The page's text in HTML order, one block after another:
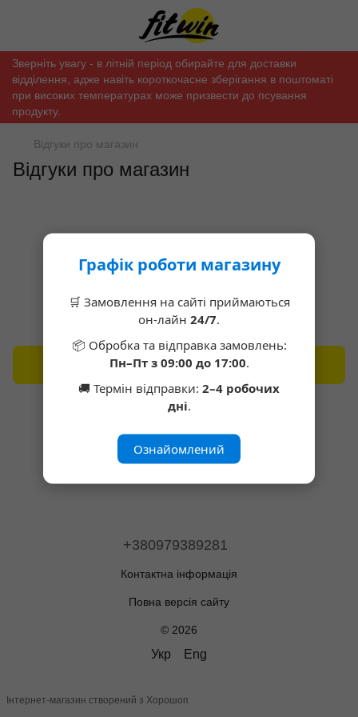
Зверніть увагу - в літній період обирайте для доставки
відділення, адже навіть короткочасне зберігання в поштоматі
при високих температурах може призвести до псування
продукту.
Відгуки про магазин
Відгуки про магазин
Написати відгук
+380979389281
Контактна інформація
Повна версія сайту
© 2026
Укр Eng
Інтернет-магазин створений з Хорошоп
Графік роботи магазину
🛒 Замовлення на сайті приймаються
он-лайн 24/7.
📦 Обробка та відправка замовлень:
Пн–Пт з 09:00 до 17:00.
🚚 Термін відправки: 2–4 робочих
дні.
Ознайомлений